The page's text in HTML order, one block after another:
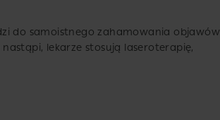
do samoistnego zahamowania objawów
lekarze stosują laseroterapię,